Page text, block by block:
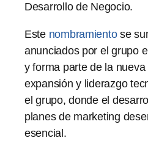
Desarrollo de Negocio.
Este nombramientose
anunciados por el grupo
y forma parte de la
expansión y liderazgo
el grupo, donde el
planes de marketing
esencial.